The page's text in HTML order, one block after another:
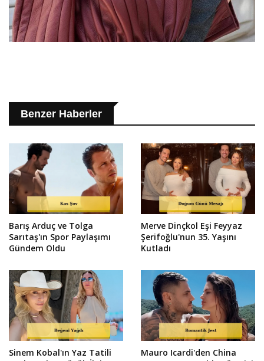
Benzer Haberler
Barış Arduç ve Tolga
Sarıtaş'ın Spor Paylaşımı
Gündem Oldu
Merve Dinçkol Eşi Feyyaz
Şerifoğlu'nun 35. Yaşını
Kutladı
Sinem Kobal'ın Yaz Tatili
Mauro Icardi'den China